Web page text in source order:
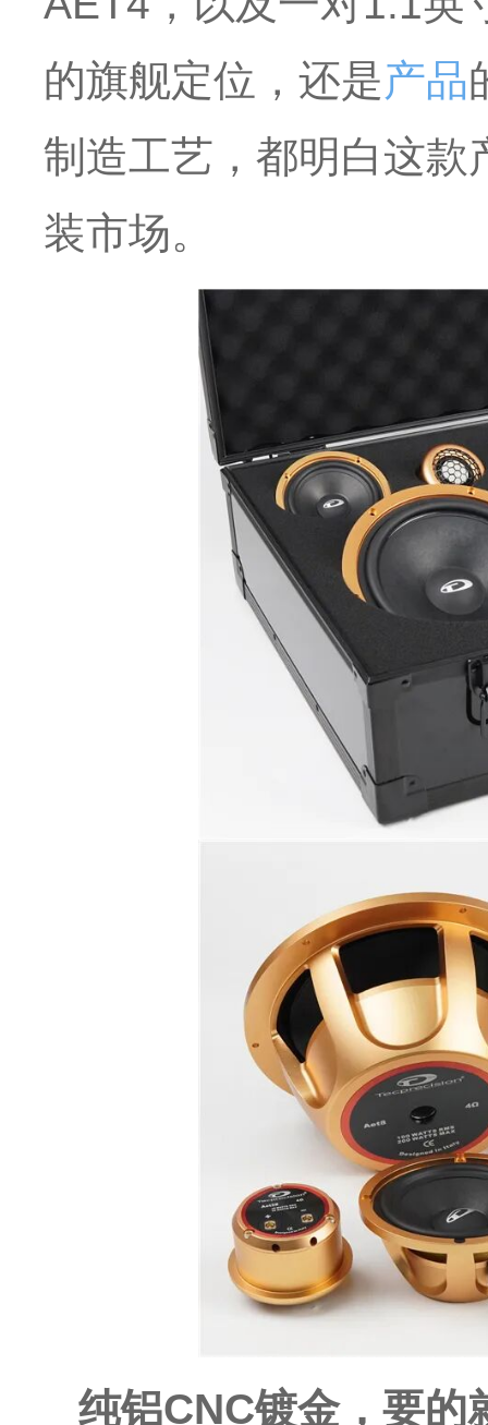
的旗舰定位，还是产品
制造工艺，都明白这款
装市场。
纯铝CNC镀金，要的